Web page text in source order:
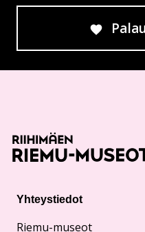
Yhteystiedot
Riemu-museot